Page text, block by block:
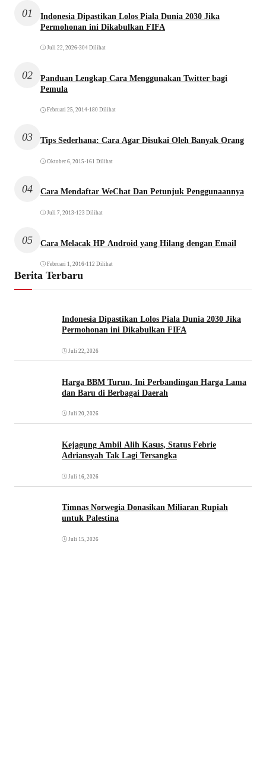
01
Indonesia Dipastikan Lolos Piala Dunia 2030 Jika
Permohonan ini Dikabulkan FIFA
Juli 22, 2026•304 Dilihat
02
Panduan Lengkap Cara Menggunakan Twitter bagi
Pemula
Februari 25, 2014•180 Dilihat
03 Tips Sederhana: Cara Agar Disukai Oleh Banyak Orang
Oktober 6, 2015 •161 Dilihat
04 Cara Mendaftar WeChat Dan Petunjuk Penggunaannya
Juli 7, 2013 •123 Dilihat
05 Cara Melacak HP Android yang Hilang dengan Email
Februari 1, 2016•112 Dilihat
Berita Terbaru
Indonesia Dipastikan Lolos Piala Dunia 2030 Jika
Permohonan ini Dikabulkan FIFA
Juli 22, 2026
Harga BBM Turun, Ini Perbandingan Harga Lama
dan Baru di Berbagai Daerah
Juli 20, 2026
Kejagung Ambil Alih Kasus, Status Febrie
Adriansyah Tak Lagi Tersangka
Juli 16, 2026
Timnas Norwegia Donasikan Miliaran Rupiah
untuk Palestina
Juli 15, 2026